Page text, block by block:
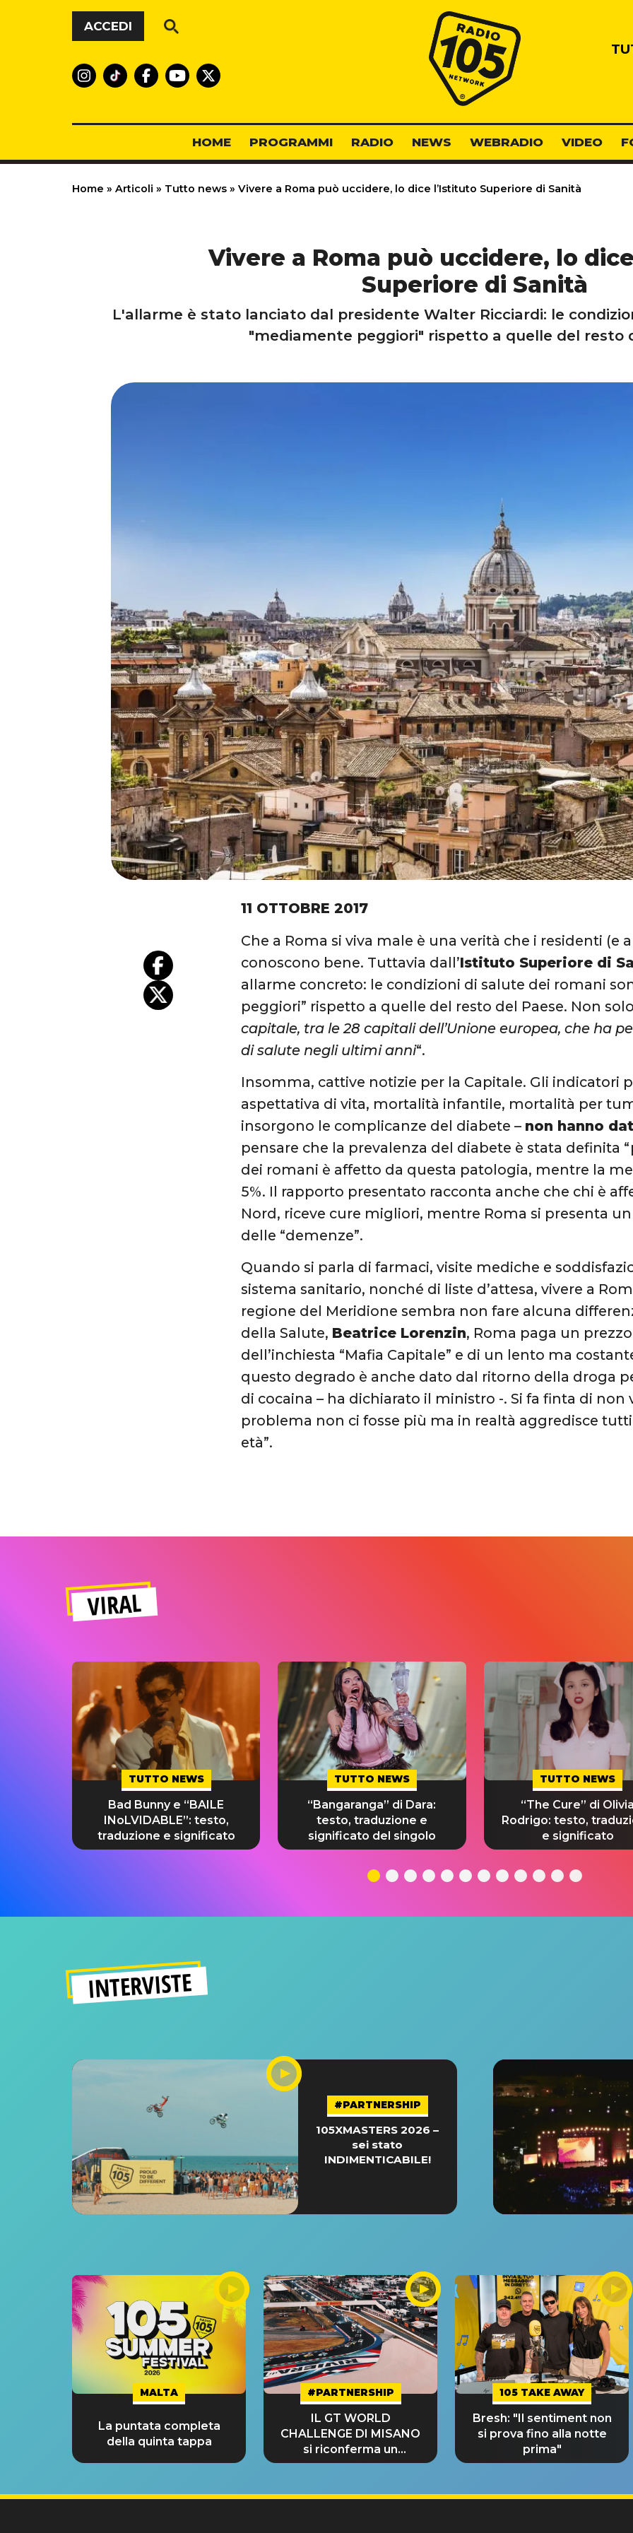
Vai al contenuto
ACCEDI
Radio 105
HOME PROGRAMMI RADIO NEWS WEBRADIO VIDEO
Home » Articoli » Tutto news » Vivere a Roma può uccidere, lo dice l’Istituto Superiore di Sanità
Vivere a Roma può uccidere, lo
Superiore di Sanità
L'allarme è stato lanciato dal presidente Walter Ricciardi: le
"mediamente peggiori" rispetto a quelle del resto
11 OTTOBRE 2017
Che a Roma si viva male è una verità che i residenti (e
conoscono bene. Tuttavia dall’Istituto Superiore di
allarme concreto: le condizioni di salute dei romani
peggiori” rispetto a quelle del resto del Paese. Non
capitale, tra le 28 capitali dell’Unione europea, che ha
di salute negli ultimi anni“.
Insomma, cattive notizie per la Capitale. Gli indicatori
aspettativa di vita, mortalità infantile, mortalità per
insorgono le complicanze del diabete – non hanno
pensare che la prevalenza del diabete è stata definita
dei romani è affetto da questa patologia, mentre la
5%. Il rapporto presentato racconta anche che chi è
Nord, riceve cure migliori, mentre Roma si presenta
delle “demenze”.
Quando si parla di farmaci, visite mediche e
sistema sanitario, nonché di liste d’attesa, vivere a
regione del Meridione sembra non fare alcuna
della Salute, Beatrice Lorenzin, Roma paga un
dell’inchiesta “Mafia Capitale” e di un lento ma
questo degrado è anche dato dal ritorno della droga
di cocaina – ha dichiarato il ministro -. Si fa finta di non
problema non ci fosse più ma in realtà aggredisce
età”.
VIRAL
TUTTO NEWS
Bad Bunny e “BAILE
INoLVIDABLE”: testo,
traduzione e significato
TUTTO NEWS
“Bangaranga” di Dara:
testo, traduzione e
significato del singolo
TUTTO NEWS
“The Cure” di Olivia
Rodrigo: testo,
e significato
INTERVISTE
#PARTNERSHIP
105XMASTERS 2026 –
sei stato
INDIMENTICABILE!
MALTA
La puntata completa
della quinta tappa
#PARTNERSHIP
IL GT WORLD
CHALLENGE DI MISANO
si riconferma un
GRANDE SUCCESSO!
105 TAKE AWAY
Bresh: "Il sentiment non
si prova fino alla notte
prima"